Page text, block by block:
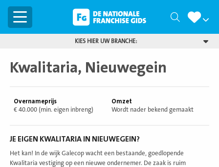
Menu Zoeken
KIES HIER UW BRANCHE:
Kwalitaria, Nieuwegein
Overnameprijs
€ 40.000 (min. eigen inbreng)
Omzet
Wordt nader bekend gemaakt
JE EIGEN KWALITARIA IN NIEUWEGEIN?
Het kan! In de wijk Galecop wacht een bestaande, goedlopende
Kwalitaria vestiging op een nieuwe ondernemer. De zaak is ruim